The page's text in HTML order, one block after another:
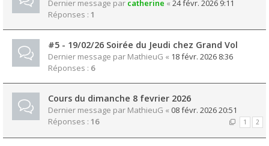
Dernier message par catherine « 24 févr. 2026 9:11
Réponses : 1
#5 - 19/02/26 Soirée du Jeudi chez Grand Vol
Dernier message par MathieuG « 18 févr. 2026 8:36
Réponses : 6
Cours du dimanche 8 fevrier 2026
Dernier message par MathieuG « 08 févr. 2026 20:51
Réponses : 16 1 2